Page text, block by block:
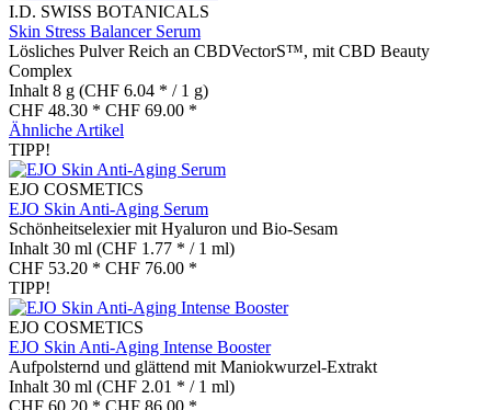
I.D. SWISS BOTANICALS
Skin Stress Balancer Serum
Lösliches Pulver Reich an CBDVectorS™, mit CBD Beauty
Complex
Inhalt 8 g (CHF 6.04 * / 1 g)
CHF 48.30 * CHF 69.00 *
Ähnliche Artikel
TIPP!
EJO COSMETICS
EJO Skin Anti-Aging Serum
Schönheitselexier mit Hyaluron und Bio-Sesam
Inhalt 30 ml (CHF 1.77 * / 1 ml)
CHF 53.20 * CHF 76.00 *
TIPP!
EJO COSMETICS
EJO Skin Anti-Aging Intense Booster
Aufpolsternd und glättend mit Maniokwurzel-Extrakt
Inhalt 30 ml (CHF 2.01 * / 1 ml)
CHF 60.20 * CHF 86.00 *